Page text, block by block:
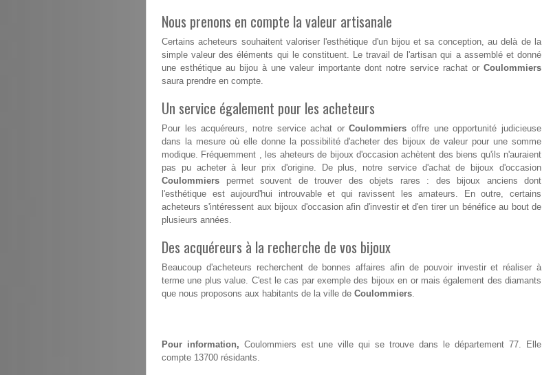
Nous prenons en compte la valeur artisanale
Certains acheteurs souhaitent valoriser l'esthétique d'un bijou et sa conception, au delà de la
simple valeur des éléments qui le constituent. Le travail de l'artisan qui a assemblé et donné
une esthétique au bijou à une valeur importante dont notre service rachat or Coulommiers
saura prendre en compte.
Un service également pour les acheteurs
Pour les acquéreurs, notre service achat orCoulommiers offre une opportunité judicieuse
dans la mesure où elle donne la possibilité d'acheter des bijoux de valeur pour une somme
modique. Fréquemment , les aheteurs de bijoux d'occasion achètent des biens qu'ils n'auraient
pas pu acheter à leur prix d'origine. De plus, notre service d'achat de bijoux d'occasion
Coulommiers permet souvent de trouver des objets rares : des bijoux anciens dont
l'esthétique est aujourd'hui introuvable et qui ravissent les amateurs. En outre, certains
acheteurs s'intéressent aux bijoux d'occasion afin d'investir et d'en tirer un bénéfice au bout de
plusieurs années.
Des acquéreurs à la recherche de vos bijoux
Beaucoup d'acheteurs recherchent de bonnes affaires afin de pouvoir investir et réaliser à
terme une plus value. C'est le cas par exemple des bijoux en or mais également des diamants
que nous proposons aux habitants de la ville de Coulommiers
Pour information, Coulommiers est une ville qui se trouve dans le département 77. Elle
compte 13700 résidants.